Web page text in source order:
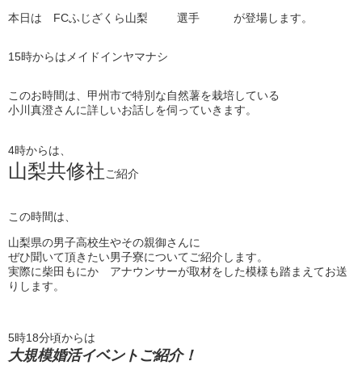
本日は FCふじざくら山梨 選手 が登場します。
15時からはメイドインヤマナシ
このお時間は、甲州市で特別な自然薯を栽培している
小川真澄さんに詳しいお話しを伺っていきます。
4時からは、
山梨共修社ご紹介
この時間は、
山梨県の男子高校生やその親御さんに
ぜひ聞いて頂きたい男子寮についてご紹介します。
実際に柴田もにか アナウンサーが取材をした模様も踏まえてお送
りします。
5時18分頃からは
大規模婚活イベントご紹介！